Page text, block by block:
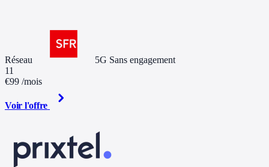
Réseau 5G Sans engagement
11
€99 /mois
Voir l'offre